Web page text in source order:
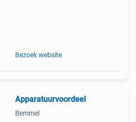
Bezoek website
Apparatuurvoordeel
Bemmel